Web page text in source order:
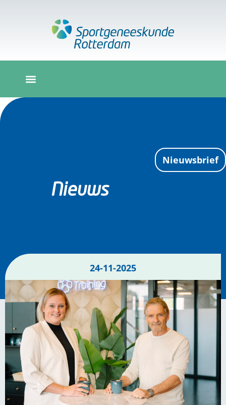
Nieuwsbrief
Nieuws
24-11-2025